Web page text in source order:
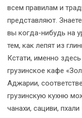
всем правилам и
представляют.
вы когда-нибудь на
тем, как лепят из
Кстати, именно
грузинское кафе
Аджарии,
грузинскую кухню
чанахи, сациви,